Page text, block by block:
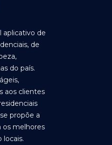
aplicativo de
de
do país.
aos clientes
propõe a
os melhores
locais.